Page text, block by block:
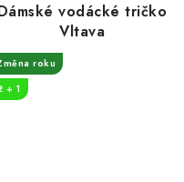
vodácké tričko
Vltava
roku
+ 1